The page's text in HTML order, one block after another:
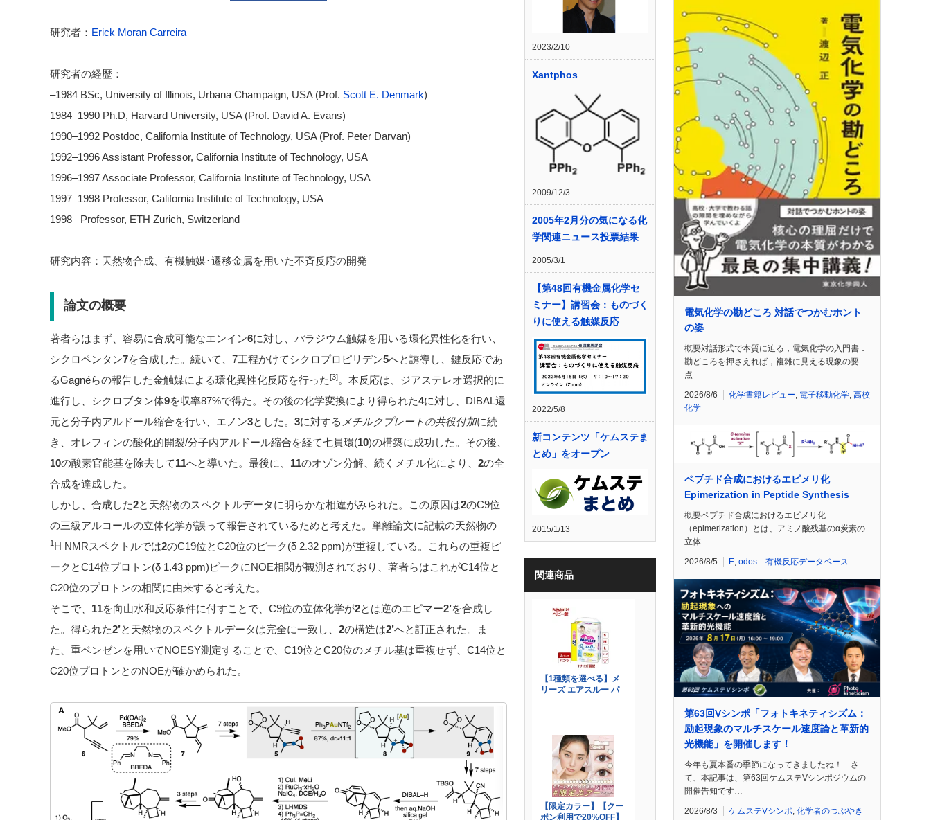
研究者： Erick Moran Carreira
研究者の経歴：
–1984 BSc, University of Illinois, Urbana Champaign, USA (Prof. Scott E. Denmark)
1984–1990 Ph.D, Harvard University, USA (Prof. David A. Evans)
1990–1992 Postdoc, California Institute of Technology, USA (Prof. Peter Darvan)
1992–1996 Assistant Professor, California Institute of Technology, USA
1996–1997 Associate Professor, California Institute of Technology, USA
1997–1998 Professor, California Institute of Technology, USA
1998– Professor, ETH Zurich, Switzerland
研究内容：天然物合成、有機触媒･遷移金属を用いた不斉反応の開発
論文の概要
著者らはまず、容易に合成可能なエンイン6に対し、パラジウム触媒を用いる環化異性化を行い、
シクロペンタン7を合成した。続いて、7工程かけてシクロプロピリデン5へと誘導し、鍵反応であ
るGagnéらの報告した金触媒による環化異性化反応を行った [3] 。本反応は、ジアステレオ選択的に
進行し、シクロブタン体9を収率87%で得た。その後の化学変換により得られた4に対し、DIBAL還
元と分子内アルドール縮合を行い、エノン3とした。 3に対する メチルクプレートの共役付加に続
き、オレフィンの酸化的開裂/分子内アルドール縮合を経て七員環(10)の構築に成功した。その後、
10の酸素官能基を除去して11へと導いた。最後に、 11のオゾン分解、続くメチル化により、 2の全
合成を達成した。
しかし、合成した2と天然物のスペクトルデータに明らかな相違がみられた。この原因は2のC9位
の三級アルコールの立体化学が誤って報告されているためと考えた。単離論文に記載の天然物の
1H NMRスペクトルでは2のC19位とC20位のピーク(δ 2.32 ppm)が重複している。これらの重複ピ
ークとC14位プロトン(δ 1.43 ppm)ピークにNOE相関が観測されており、著者らはこれがC14位と
C20位のプロトンの相関に由来すると考えた。
そこで、 11を向山水和反応条件に付すことで、C9位の立体化学が2とは逆のエピマー2’を合成し
た。得られた2’と天然物のスペクトルデータは完全に一致し、 2の構造は2’へと訂正された。ま
た、重ベンゼンを用いてNOESY測定することで、C19位とC20位のメチル基は重複せず、C14位と
C20位プロトンとのNOEが確かめられた。
2023/2/10
Xantphos
2009/12/3
2005年2月分の気になる化
学関連ニュース投票結果
2005/3/1
【第48回有機金属化学セ
ミナー】講習会：ものづく
りに使える触媒反応
2022/5/8
新コンテンツ「ケムステま
とめ」をオープン
2015/1/13
関連商品
電気化学の勘どころ 対話でつかむホント
の姿
概要対話形式で本質に迫る，電気化学の入門書．
勘どころを押さえれば，複雑に見える現象の要
点…
2026/8/6 化学書籍レビュー 電子移動化学 高校
化学
ペプチド合成におけるエピメリ化
Epimerization in Peptide Synthesis
概要ペプチド合成におけるエピメリ化
（epimerization）とは、アミノ酸残基のα炭素の
立体…
2026/8/5 E odos 有機反応データベース
第63回Vシンポ「フォトキネティシズム：
励起現象のマルチスケール速度論と革新的
光機能」を開催します！
今年も夏本番の季節になってきましたね！ さ
て、本記事は、第63回ケムステVシンポジウムの
開催告知です…
2026/8/3 ケムステVシンポ, 化学者のつぶやき